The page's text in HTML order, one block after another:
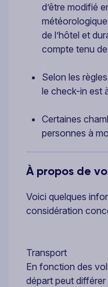
d’être modifié
de l’hôtel et
compte tenu
Selon les
le check-in est
Certaines
personnes à
À propos de
Voici quelques
considération
Transport
En fonction des
départ peut